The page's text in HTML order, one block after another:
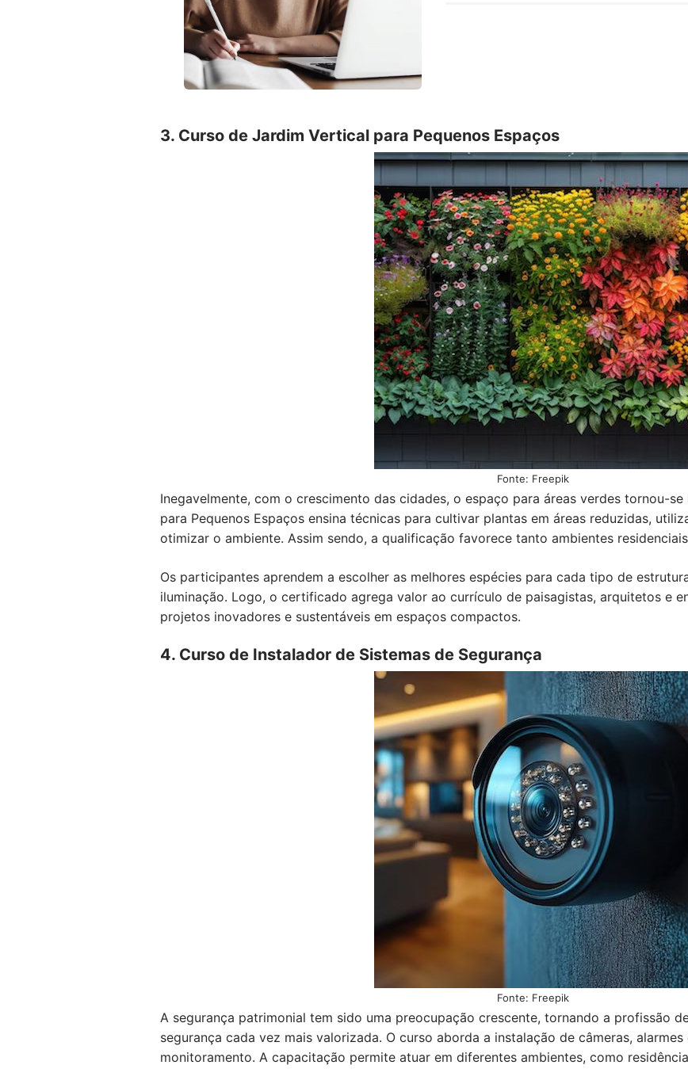
3. Curso de Jardim Vertical para Pequenos Espaços
Fonte: Freepik
Inegavelmente, com o crescimento das cidades, o espaço para áreas verdes tornou-
para Pequenos Espaços ensina técnicas para cultivar plantas em áreas reduzidas,
otimizar o ambiente. Assim sendo, a qualificação favorece tanto ambientes
Os participantes aprendem a escolher as melhores espécies para cada tipo de
iluminação. Logo, o certificado agrega valor ao currículo de paisagistas, arquitetos e
projetos inovadores e sustentáveis em espaços compactos.
4. Curso de Instalador de Sistemas de Segurança
Fonte: Freepik
A segurança patrimonial tem sido uma preocupação crescente, tornando a profissão
segurança cada vez mais valorizada. O curso aborda a instalação de câmeras,
monitoramento. A capacitação permite atuar em diferentes ambientes, como